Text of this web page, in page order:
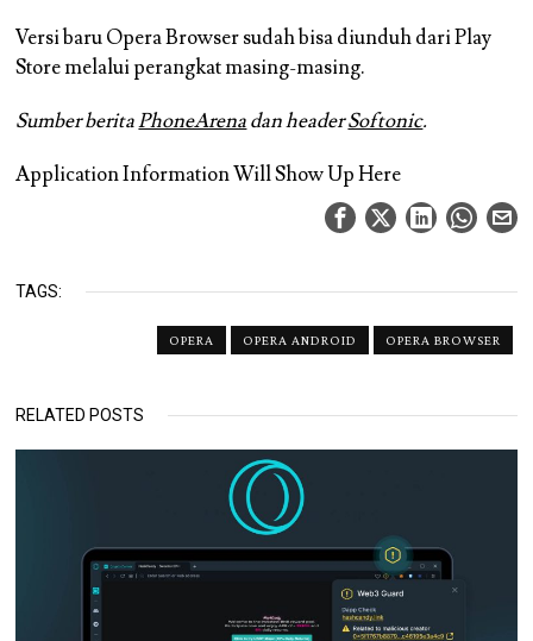
Versi baru Opera Browser sudah bisa diunduh dari Play
Store melalui perangkat masing-masing.
Sumber beritaPhoneArenadan headerSoftonic.
Application Information Will Show Up Here
TAGS:
OPERA OPERA ANDROID OPERA BROWSER
RELATED POSTS